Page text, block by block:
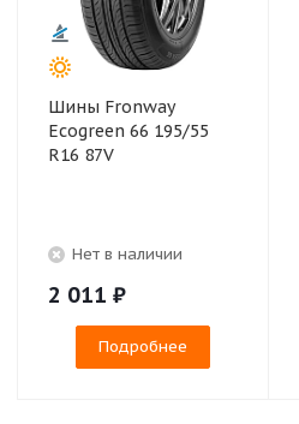
Шины Fronway
Ecogreen 66 195/55
R16 87V
Нет в наличии
2 011 ₽
Подробнее